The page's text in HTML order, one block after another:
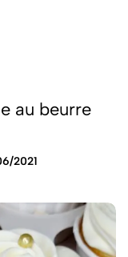
au beurre
2021